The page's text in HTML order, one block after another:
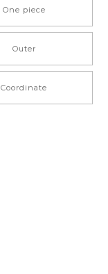
One piece
Outer
Coordinate